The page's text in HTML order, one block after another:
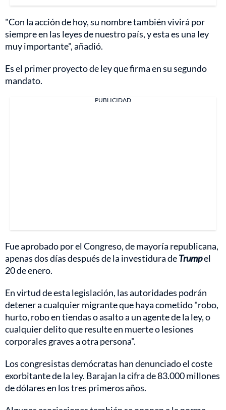
"Con la acción de hoy, su nombre también vivirá por
siempre en las leyes de nuestro país, y esta es una ley
muy importante", añadió.
Es el primer proyecto de ley que firma en su segundo
mandato.
PUBLICIDAD
Fue aprobado por el Congreso, de mayoría republicana,
apenas dos días después de la investidura deTrumpel
20 de enero.
En virtud de esta legislación, las autoridades podrán
detener a cualquier migrante que haya cometido "robo,
hurto, robo en tiendas o asalto a un agente de la ley, o
cualquier delito que resulte en muerte o lesiones
corporales graves a otra persona".
Los congresistas demócratas han denunciado el coste
exorbitante de la ley. Barajan la cifra de 83.000 millones
de dólares en los tres primeros años.